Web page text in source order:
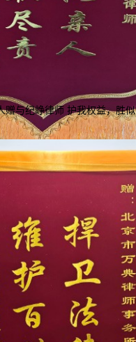
赠与纪峥律师 护我权益，胜